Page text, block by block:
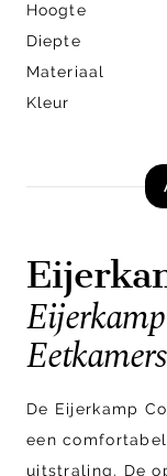
Hoogte
Diepte
Materiaal
Kleur
De Eijerkamp
een
uitstraling. De